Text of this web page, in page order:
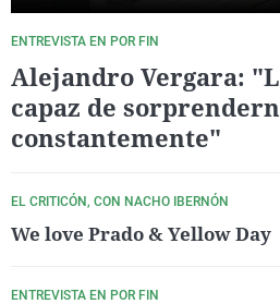
ENTREVISTA EN POR FIN
Alejandro Vergara:
capaz de
constantemente"
EL CRITICÓN, CON NACHO IBERNÓN
We love Prado & Yellow Day
ENTREVISTA EN POR FIN